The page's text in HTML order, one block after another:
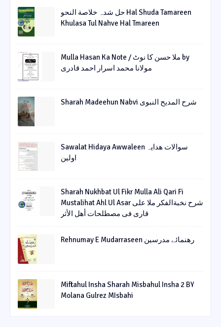
حل شدہ خلاصة النحو Hal Shuda Tamareen
Khulasa Tul Nahve Hal Tmareen
Mulla Hasan Ka Note / ملا حسن کا نوٹ by
مولانا محمد اسرار احمد قادری
Sharah Madeehun Nabvi شرح المدیح النبوی
Sawalat Hidaya Awwaleen سوالات ھدایہ
اولین
Sharah Nukhbat Ul Fikr Mulla Ali Qari Fi
Mustalihat Ahl Ul Asar شرح نخبةالفکر ملا علی
قاری فی مصطلحات أھل الأثر
Rehnumay E Mudarraseen رهنمائے مدرسین
Miftahul Insha Sharah Misbahul Insha 2 BY
Molana Gulrez MIsbahi